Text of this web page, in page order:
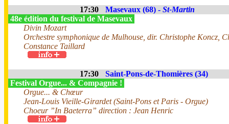
17:30 Masevaux (68) - St-Martin
48e édition du festival de Masevaux
Divin Mozart
Orchestre symphonique de Mulhouse, dir. Christophe Koncz,
Constance Taillard
17:30
Saint-Pons-de-Thomières (34)
Festival Orgue... & Compagnie !
Orgue... & Chœur
Jean-Louis Vieille-Girardet (Saint-Pons et Paris - Orgue)
Choeur ”In Baeterra” direction : Jean Henric